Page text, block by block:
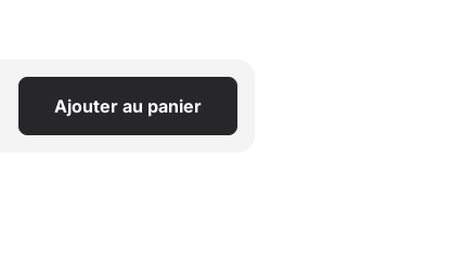
Ajouter au panier